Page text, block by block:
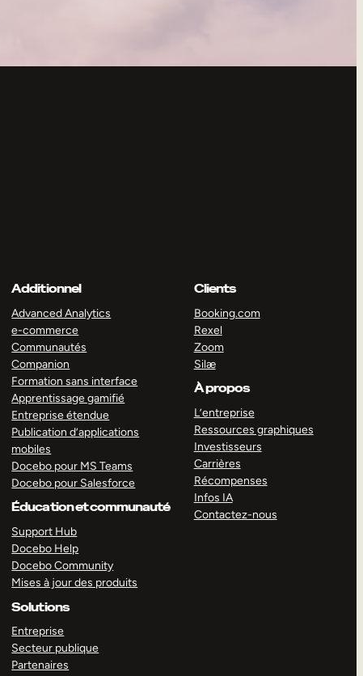
Additionnel
Advanced Analytics
e-commerce
Communautés
Companion
Formation sans interface
Apprentissage gamifié
Entreprise étendue
Publication d’applications
mobiles
Docebo pour MS Teams
Docebo pour Salesforce
Éducation et communauté
Support Hub
Docebo Help
Docebo Community
Mises à jour des produits
Solutions
Entreprise
Secteur publique
Partenaires
Clients
Booking.com
Rexel
Zoom
Silæ
À propos
L’entreprise
Ressources graphiques
Investisseurs
Carrières
Récompenses
Infos IA
Contactez-nous